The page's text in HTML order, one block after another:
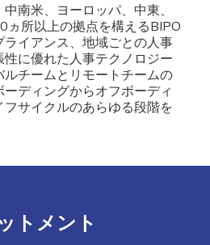
南米、ヨーロッパ、中東、
ヵ所以上の拠点を構えるBIPO
イアンス、地域ごとの人事
に優れた人事テクノロジー
チームとリモートチームの
ディングからオフボーディ
サイクルのあらゆる段階を
トメント